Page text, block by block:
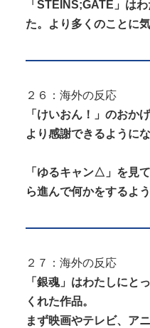
「STEINS;GATE」は
た。より多くのことに
２６：海外の反応
「けいおん！」のおか
より感謝できるようにな
「ゆるキャン△」を見
ら進んで何かをするよ
２７：海外の反応
「銀魂」はわたしにと
くれた作品。
まず映画やテレビ、ア